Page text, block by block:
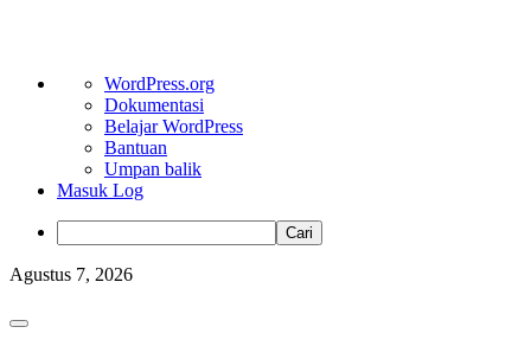
Tentang
WordPress
WordPress.org
Dokumentasi
Belajar WordPress
Bantuan
Umpan balik
Masuk Log
Cari
Skip
content
Agustus 7, 2026
Primary